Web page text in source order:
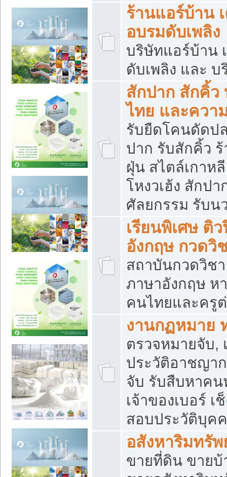
ร้านแอร์บ้าน
อบรมดับเพลิง
บริษัทแอร์บ้าน
ดับเพลิง และ
สักปาก สักคิ้
ไทย และควา
รับยืดโคนดัดป
ปาก รับสักคิ้ว
ฝุ่น สไตล์เกาห
โหงวเฮ้ง สักป
ศัลยกรรม รับน
เรียนพิเศษ ติ
อังกฤษ กวดวิ
สถาบันกวดวิช
ภาษาอังกฤษ ห
คนไทยและครู
งานกฏหมาย
ตรวจหมายจับ,
ประวัติอาชญา
จับ รับสืบหาคน
เจ้าของเบอร์
สอบประวัติบุค
อสังหาริมทรัพ
ขายที่ดิน ขายบ้